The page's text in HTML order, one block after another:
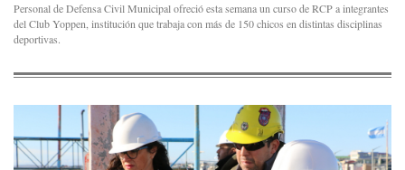
Personal de Defensa Civil Municipal ofreció esta semana un curso de RCP a integrantes
del Club Yoppen, institución que trabaja con más de 150 chicos en distintas disciplinas
deportivas.